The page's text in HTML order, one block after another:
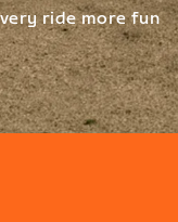
ride more fun